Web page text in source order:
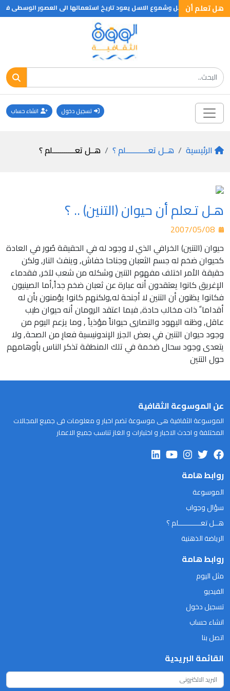
هل تعلم أن
الزيت والقناديل وشموع الاسل يعود تاريخ استعمالها الى العصور الوسطى
تسجيل دخول انشاء حساب
الرئيسية هــل تعـــــــــــلم ؟ هــل تعـــــــــــلم ؟
هـل تـعلم أن حيوان (التنين) .. ؟
حيوان (التنين) الخرافي الذي لا وجود له في الحقيقة صٌور في العادة
كحيوان ضخم له جسم الثعبان وجناحا خفاش, وينفث النار, ولكن
حقيقة الأمر اختلف مفهوم التنين وشكله من شعب لآخر, فقدماء
الإغريق كانوا يعتقدون أنه عبارة عن ثعبان ضخم جداً,أما الصينيون
فكانوا يظنون أن التنين لا أجنحة له,ولكنهم كانوا يؤمنون بأن له
أقداما ً ذات مخالب حادة, فيما اعتقد الرومان أنه حيوان طيب
عاقل, وظنه اليهود والنصارى حيواناً مؤذياً , وما يزعم اليوم من
وجود حيوان التنين في بعض الجزر الإندونيسية فعارِ من الصحة, ولا
يتعدى وجود سحال ضخمة في تلك المنطقة تذكر الناس بأوهامهم
حول التنين
عن الموسوعة الثقافية
الموسوعة الثقافية هى موسوعة تضم اخبار و معلومات فى جميع المجالات
المختلفة و احدث الاخبار و اختبارات و الغاز تناسب جميع الاعمار
روابط هامة
الموسوعة
سؤال وجواب
هــل تعـــــــــــلم ؟
الرياضة الذهنية
روابط هامة
مثل اليوم
الفيديو
تسجيل دخول
انشاء حساب
اتصل بنا
القائمة البريدية